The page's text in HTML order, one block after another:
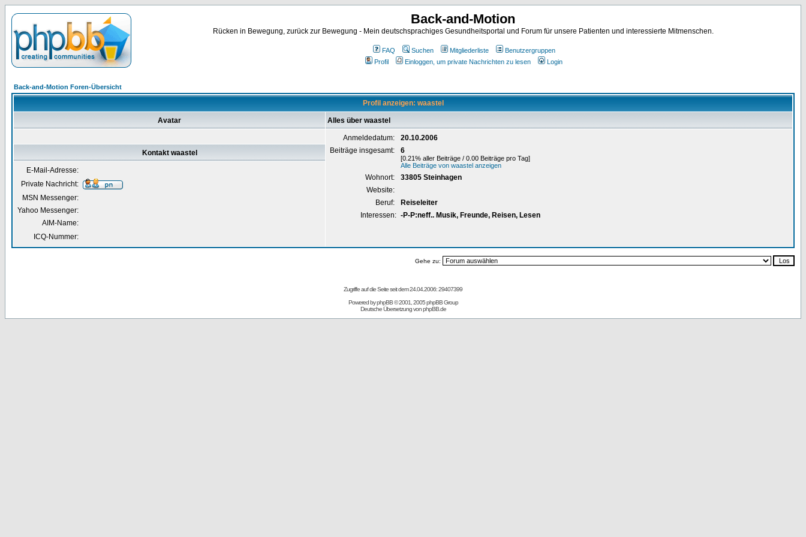
Back-and-Motion
Rücken in Bewegung, zurück zur Bewegung - Mein deutschsprachiges Gesundheitsportal und Forum für unsere Patienten und interessierte Mitmenschen.
FAQ Suchen Mitgliederliste
Benutzergruppen
Profil
Einloggen, um private Nachrichten zu lesen Login
Back-and-Motion Foren-Übersicht
Profil anzeigen: waastel
Avatar Alles über waastel
Anmeldedatum:
20.10.2006
Beiträge insgesamt:
6
[0.21% aller Beiträge / 0.00 Beiträge pro Tag]
Alle Beiträge von waastel anzeigen
Wohnort:
33805 Steinhagen
Website:
Beruf:
Reiseleiter
Interessen: -P-P:neff.. Musik, Freunde, Reisen, Lesen
Kontakt waastel
E-Mail-Adresse:
Private Nachricht:
MSN Messenger:
Yahoo Messenger:
AIM-Name:
ICQ-Nummer:
Gehe zu:
Zugriffe auf die Seite seit dem 24.04.2006: 29407399
Powered byphpBB© 2001, 2005 phpBB Group
Deutsche Übersetzung vonphpBB.de